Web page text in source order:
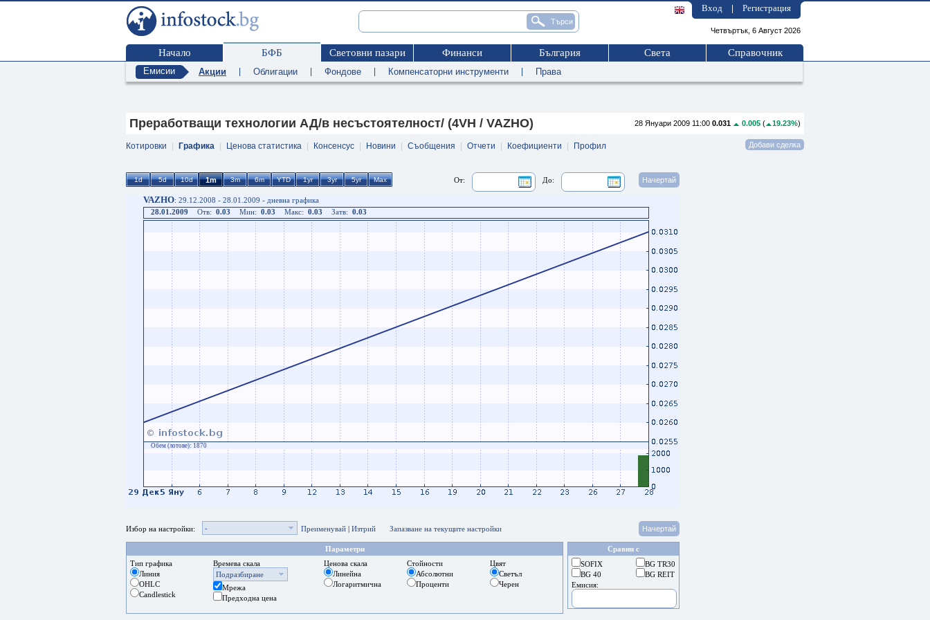
Вход Регистрация
Четвъртък, 6 Август 2026
Начало БФБ Световни пазари Финанси България Света Справочник
Емисии Акции Облигации Фондове Компенсаторни инструменти Права
28 Януари 2009 11:00 0.031 0.005 ( 19.23%)
Преработващи технологии АД/в несъстоятелност/ (4VH / VAZHO)
Котировки Графика Ценова статистика Консенсус Новини Съобщения Отчети Коефициенти Профил
До:
От:
VAZHO: 29.12.2008 - 28.01.2009 - дневна графика
28.01.2009
Отв: 0.03 Мин: 0.03 Макс: 0.03 Затв: 0.03
Обем (лотове): 1870
Избор на настройки: - Преименувай | Изтрий Запазване на текущите настройки
Сравни с
BG TR30
BG REIT
SOFIX
BG 40
Емисия:
Параметри
Тип графика
Линия
OHLC
Candlestick
Времева скала
Подразбиране
Мрежа
Предходна цена
Ценова скала
Линейна
Логаритмична
Стойности
Абсолютни
Проценти
Цвят
Светъл
Черен